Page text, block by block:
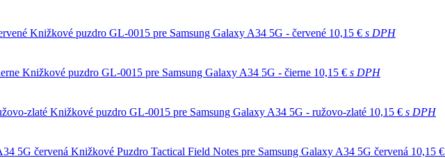
Knižkové puzdro GL-0015 pre Samsung Galaxy A34 5G - červené 10,15 € s DPH
Knižkové puzdro GL-0015 pre Samsung Galaxy A34 5G - čierne 10,15 € s DPH
Knižkové puzdro GL-0015 pre Samsung Galaxy A34 5G - ružovo-zlaté 10,15 € s DPH
Knižkové Puzdro Tactical Field Notes pre Samsung Galaxy A34 5G červená 10,15 €